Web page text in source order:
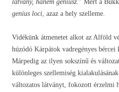
látvány, hanem géniusz. ” Mert a
genius loci , azaz a hely szelleme.
Vidékünk átmenetet alkot az Alföld
húzódó Kárpátok vadregényes bércei
Márpedig az ilyen sokszínű és
különleges szellemiség
változatos látványt, fokozott érzelmi